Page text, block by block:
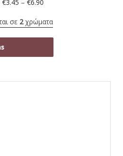
€3.45 – €6.90
σε 2χρώματα